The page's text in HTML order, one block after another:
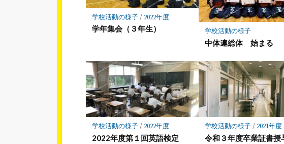
学校活動の様子/ 2022年度
学年集会（３年生） 学校活動の様子
中体連総体 始まる
学校活動の様子/ 2022年度
2022年度第１回英語検定
学校活動の様子/ 2021年度
令和３年度卒業証書